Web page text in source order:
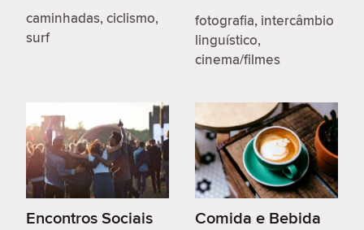
caminhadas, ciclismo,
surf
fotografia, intercâmbio
linguístico,
cinema/filmes
Encontros Sociais Comida e Bebida